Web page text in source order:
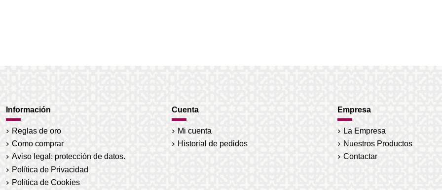
Información
Reglas de oro
Como comprar
Aviso legal: protección de datos.
Política de Privacidad
Política de Cookies
Cuenta
Mi cuenta
Historial de pedidos
Empresa
La Empresa
Nuestros Productos
Contactar